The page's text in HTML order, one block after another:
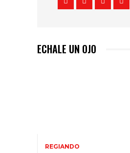
ECHALE UN OJO
REGIANDO